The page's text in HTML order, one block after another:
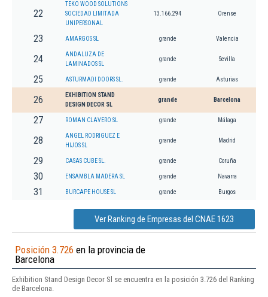
22
TEKO WOOD SOLUTIONS
SOCIEDAD LIMITADA
UNIPERSONAL
13.166.294 Orense
23 AMARGOS SL grande Valencia
24
ANDALUZA DE
LAMINADOS SL
grande Sevilla
25 ASTURMADI DOORS SL. grande Asturias
26
EXHIBITION STAND
DESIGN DECOR SL
grande Barcelona
27 ROMAN CLAVERO SL grande Málaga
28
ANGEL RODRIGUEZ E
HIJOS SL
grande Madrid
29 CASAS CUBE SL. grande Coruña
30 ENSAMBLA MADERA SL grande Navarra
31 BURCAPE HOUSE SL grande Burgos
Ver Ranking de Empresas del CNAE 1623
Posición 3.726 en la provincia de
Barcelona
Exhibition Stand Design Decor Sl se encuentra en la posición 3.726 del Ranking
de Barcelona.